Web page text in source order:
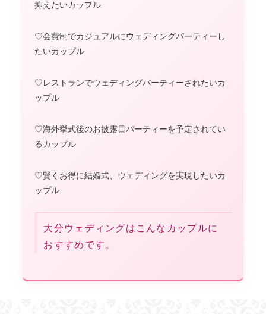
抑えたいカップル
♡会費制でカジュアルにウェディングパーティーし
たいカップル
♡レストランでウェディングパーティーされたいカ
ップル
♡海外挙式後のお披露目パーティーを予定されてい
るカップル
♡賢くお得に結婚式、ウェディングを実現したいカ
ップル
大分ウェディングはこんなカップルに
おすすめです。